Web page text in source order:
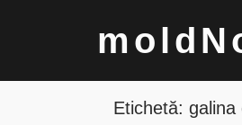
Etichetă: galina